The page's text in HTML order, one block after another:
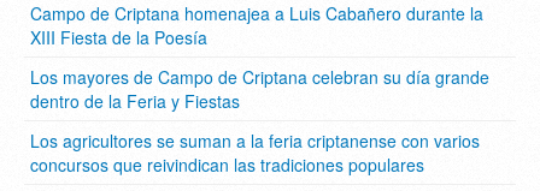
Campo de Criptana homenajea a Luis Cabañero durante la
XIII Fiesta de la Poesía
Los mayores de Campo de Criptana celebran su día grande
dentro de la Feria y Fiestas
Los agricultores se suman a la feria criptanense con varios
concursos que reivindican las tradiciones populares